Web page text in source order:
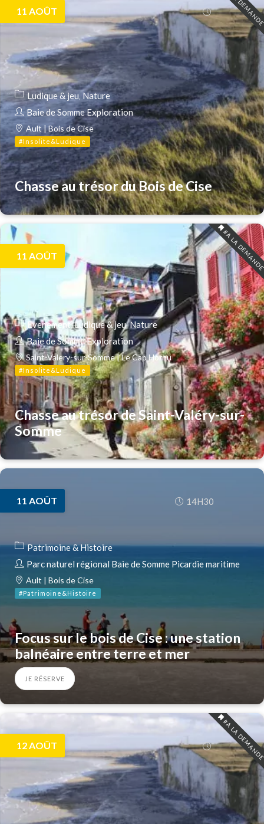
11 AOÛT
Ludique & jeu Nature
Baie de Somme Exploration
Ault | Bois de Cise
#Insolite&Ludique
Chasse au trésor du Bois de Cise
#A LA
11 AOÛT
Evenement Ludique & jeu Nature
Baie de Somme Exploration
Saint-Valery-sur-Somme | Le Cap Hornu
#Insolite&Ludique
Chasse au trésor de Saint-Valéry-sur-
Somme
11 AOÛT 14H30
Patrimoine & Histoire
Parc naturel régional Baie de Somme Picardie maritime
Ault | Bois de Cise
#Patrimoine&Histoire
Focus sur le bois de Cise : une station
balnéaire entre terre et mer
JE RÉSERVE
#A LA
12 AOÛT